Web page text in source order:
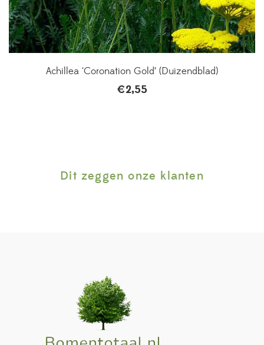
Achillea ‘Coronation Gold’ (Duizendblad)
€2,55
Dit zeggen onze klanten